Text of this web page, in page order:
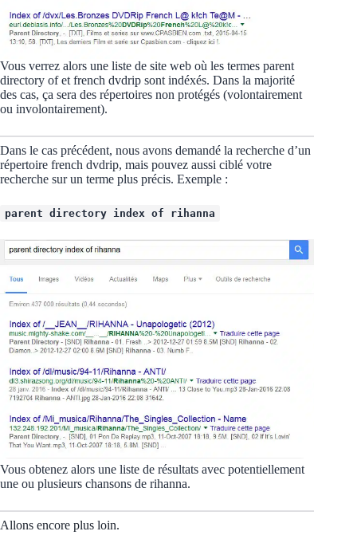
Vous verrez alors une liste de site web où les termes parent
directory of et french dvdrip sont indéxés. Dans la majorité
des cas, ça sera des répertoires non protégés (volontairement
ou involontairement).
Dans le cas précédent, nous avons demandé la recherche d’un
répertoire french dvdrip, mais pouvez aussi ciblé votre
recherche sur un terme plus précis. Exemple :
parent directory index of rihanna
Vous obtenez alors une liste de résultats avec potentiellement
une ou plusieurs chansons de rihanna.
Allons encore plus loin.